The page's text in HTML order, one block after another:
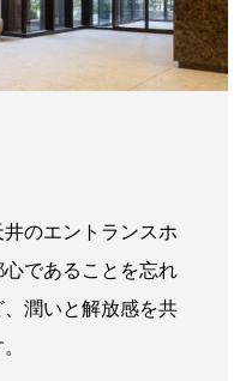
のエントランスホ
であることを忘れ
潤いと解放感を共